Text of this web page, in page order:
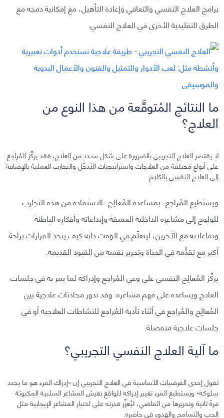
برامج العلاج النفسي والتعافي وإعادة التأهيل، مع إمكانية دمجه مع
الطرق التقليدية الأخرى في العلاج النفسي.
ما النتائج المُتوقَّعة من هذا النوع من
العلاج؟
لا يقتصر العلاج التجريبي بالضرورة على شكل محدد من العلاج، فقد يركِّز المُراجع
على أنواع مُختلفة من العلاجات واستراتيجيات التَدخُّل والتجارب العملية بالإضافة
إلى العلاج النفسي بالكلام.
ويستطيع المُراجع -بمساعدة المُعالِج- الاستفادة من هذه التجارب
للولوج إلى مشاعره الداخلية العميقة وإبداعاته وأفكاره الباطنة
وتفاعلاته مع الآخرين، ليتعلَّم في الوقت ذاته كيف يتخذ القرارات براحة
أكبر مع تقدُّمه في الحياة وتحرير نفسه من القيود القديمة.
يركِّز المُعالِج النفسي على وعي المُراجع وإدراكه لما يمر به في جلسات
العلاج ويساعده على فهم مشاعره. وقد تدور محادثات علاجية بين
المُعالِج والمُراجع في أثناء تأدية المُراجع للنشاطات العلاجية أو في
جلسات علاجية منفصلة.
ما آلية العلاج النفسي التجريبي؟
تقول إحدى الفرضيات الأساسية في العلاج التجريبي إن «إدراك المرء هو ما يحدد
سلوكه» ويستطيع المرء تغيير إدراكه للواقع بعيش المشاعر السلبية المكبوتة
مرةً ثانية وتحريرها من الماضي، ليُعزِّز قدرته على اختبار المشاعر الإيجابية مثل
الحب والتسامح والهدوء في حاضره.